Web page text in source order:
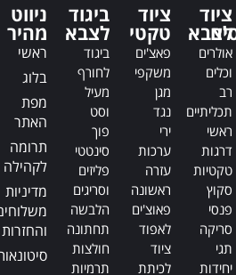
ציוד
לצבא
אולרים
וכלים
רב
תכליתיים
ראשי
דרגות
טקטיות
סקוץ
פנסי
סריקה
תגי
יחידות
ציוד
טקטי
פאצ'ים
משקפי
מגן
נגד
ירי
ערכות
עזרה
ראשונה
פאוצ'ים
לאפוד
ציוד
לכיתת
ביגוד
לצבא
ביגוד
לחורף
מעיל
וסט
פוך
סינטטי
פליזים
וסריגים
הלבשה
תחתונה
חולצות
תרמיות
ניווט
מהיר
ראשי
בלוג
מפת
האתר
תרומה
לקהילה
מדיניות
והחזרות